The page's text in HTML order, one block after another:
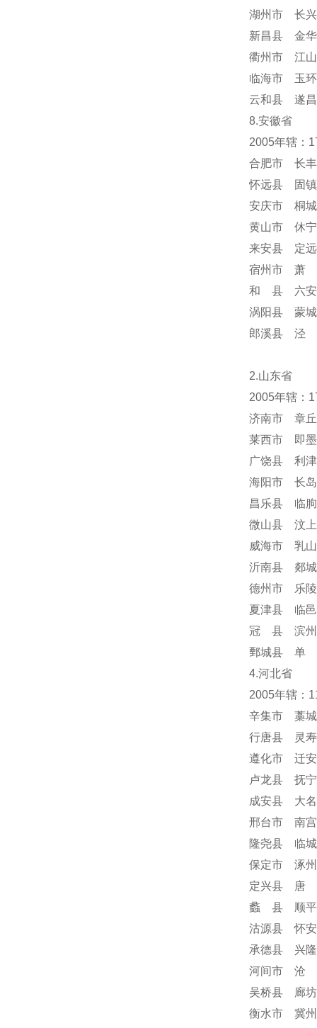
湖州市 长
新昌县 金
衢州市 江
临海市 玉
云和县 遂
8.安徽省
2005年辖：
合肥市 长
怀远县 固
安庆市 桐
黄山市 休
来安县 定
宿州市 萧
和 县 六
涡阳县 蒙
郎溪县 泾
2.山东省
2005年辖：
济南市 章
莱西市 即
广饶县 利
海阳市 长
昌乐县 临
微山县 汶
威海市 乳
沂南县 郯
德州市 乐
夏津县 临
冠 县 滨州
鄄城县 单
4.河北省
2005年辖：
辛集市 藁
行唐县 灵
遵化市 迁
卢龙县 抚
成安县 大
邢台市 南
隆尧县 临
保定市 涿
定兴县 唐
蠡 县 顺
沽源县 怀
承德县 兴
河间市 沧
吴桥县 廊
衡水市 冀